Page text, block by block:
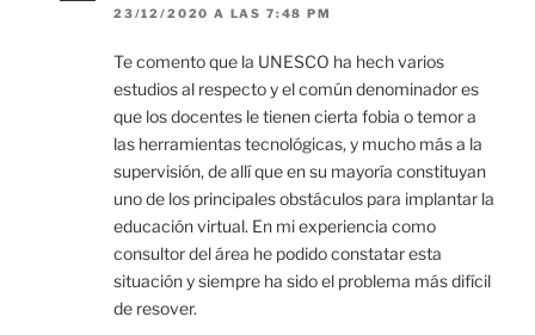
23/12/2020 A LAS 7:48 PM
Te comento que la UNESCO ha hech varios
estudios al respecto y el común denominador es
que los docentes le tienen cierta fobia o temor a
las herramientas tecnológicas, y mucho más a la
supervisión, de allí que en su mayoría constituyan
uno de los principales obstáculos para implantar la
educación virtual. En mi experiencia como
consultor del área he podido constatar esta
situación y siempre ha sido el problema más difícil
de resover.